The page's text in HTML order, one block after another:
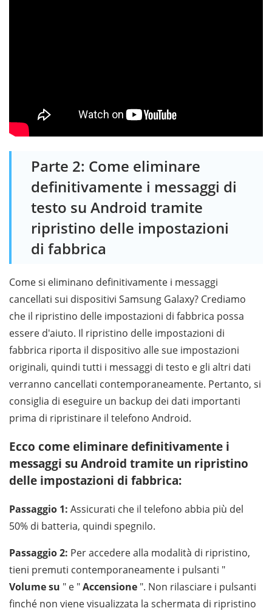
Parte 2: Come eliminare
definitivamente i messaggi di
testo su Android tramite
ripristino delle impostazioni
di fabbrica
Come si eliminano definitivamente i messaggi
cancellati sui dispositivi Samsung Galaxy? Crediamo
che il ripristino delle impostazioni di fabbrica possa
essere d'aiuto. Il ripristino delle impostazioni di
fabbrica riporta il dispositivo alle sue impostazioni
originali, quindi tutti i messaggi di testo e gli altri dati
verranno cancellati contemporaneamente. Pertanto, si
consiglia di eseguire un backup dei dati importanti
prima di ripristinare il telefono Android.
Ecco come eliminare definitivamente i
messaggi su Android tramite un ripristino
delle impostazioni di fabbrica:
Passaggio 1: Assicurati che il telefono abbia più del
50% di batteria, quindi spegnilo.
Passaggio 2: Per accedere alla modalità di ripristino,
tieni premuti contemporaneamente i pulsanti "
Volume su " e "Accensione ". Non rilasciare i pulsanti
finché non viene visualizzata la schermata di ripristino